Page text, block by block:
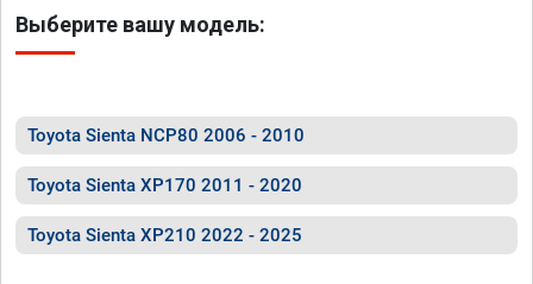
Выберите вашу модель:
Toyota Sienta NCP80 2006 - 2010
Toyota Sienta XP170 2011 - 2020
Toyota Sienta XP210 2022 - 2025